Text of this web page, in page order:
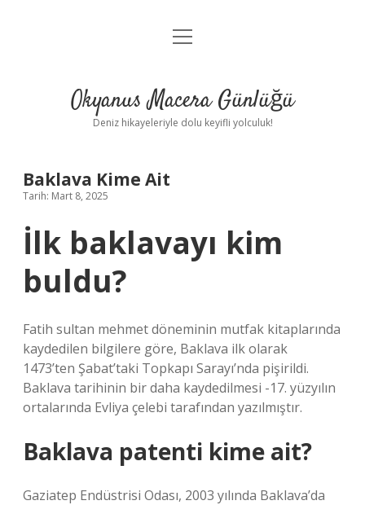
Anasayfa
Yasal Uyarı
menüyü
Okyanus Macera Günlüğü
Deniz hikayeleriyle dolu keyifli yolculuk!
Baklava Kime Ait
Tarih: Mart 8, 2025
İlk baklavayı kim
buldu?
Fatih sultan mehmet döneminin mutfak kitaplarında
kaydedilen bilgilere göre, Baklava ilk olarak
1473’ten Şabat’taki Topkapı Sarayı’nda pişirildi.
Baklava tarihinin bir daha kaydedilmesi -17. yüzyılın
ortalarında Evliya çelebi tarafından yazılmıştır.
Baklava patenti kime ait?
Gaziatep Endüstrisi Odası, 2003 yılında Baklava’da